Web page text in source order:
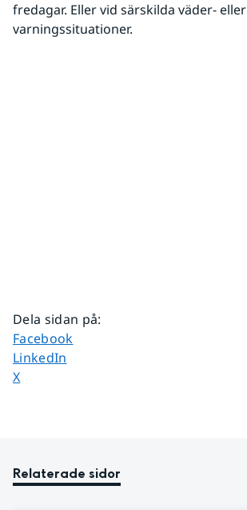
fredagar. Eller vid särskilda väder- eller
varningssituationer.
Dela sidan på:
Dela sidan på
Facebook
Dela sidan på
LinkedIn
Dela sidan på
X
Relaterade sidor